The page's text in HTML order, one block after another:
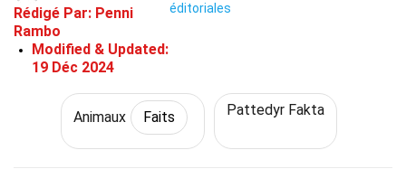
Rédigé Par: Penni
Rambo
Modified & Updated:
19 Déc 2024
éditoriales
Animaux Faits Pattedyr Fakta